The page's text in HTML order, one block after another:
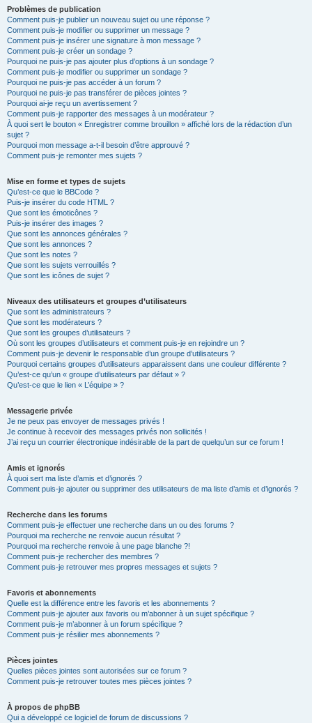
Problèmes de publication
Comment puis-je publier un nouveau sujet ou une réponse ?
Comment puis-je modifier ou supprimer un message ?
Comment puis-je insérer une signature à mon message ?
Comment puis-je créer un sondage ?
Pourquoi ne puis-je pas ajouter plus d’options à un sondage ?
Comment puis-je modifier ou supprimer un sondage ?
Pourquoi ne puis-je pas accéder à un forum ?
Pourquoi ne puis-je pas transférer de pièces jointes ?
Pourquoi ai-je reçu un avertissement ?
Comment puis-je rapporter des messages à un modérateur ?
À quoi sert le bouton « Enregistrer comme brouillon » affiché lors de la rédaction d’un
sujet ?
Pourquoi mon message a-t-il besoin d’être approuvé ?
Comment puis-je remonter mes sujets ?
Mise en forme et types de sujets
Qu’est-ce que le BBCode ?
Puis-je insérer du code HTML ?
Que sont les émoticônes ?
Puis-je insérer des images ?
Que sont les annonces générales ?
Que sont les annonces ?
Que sont les notes ?
Que sont les sujets verrouillés ?
Que sont les icônes de sujet ?
Niveaux des utilisateurs et groupes d’utilisateurs
Que sont les administrateurs ?
Que sont les modérateurs ?
Que sont les groupes d’utilisateurs ?
Où sont les groupes d’utilisateurs et comment puis-je en rejoindre un ?
Comment puis-je devenir le responsable d’un groupe d’utilisateurs ?
Pourquoi certains groupes d’utilisateurs apparaissent dans une couleur différente ?
Qu’est-ce qu’un « groupe d’utilisateurs par défaut » ?
Qu’est-ce que le lien « L’équipe » ?
Messagerie privée
Je ne peux pas envoyer de messages privés !
Je continue à recevoir des messages privés non sollicités !
J’ai reçu un courrier électronique indésirable de la part de quelqu’un sur ce forum !
Amis et ignorés
À quoi sert ma liste d’amis et d’ignorés ?
Comment puis-je ajouter ou supprimer des utilisateurs de ma liste d’amis et d’ignorés ?
Recherche dans les forums
Comment puis-je effectuer une recherche dans un ou des forums ?
Pourquoi ma recherche ne renvoie aucun résultat ?
Pourquoi ma recherche renvoie à une page blanche ?!
Comment puis-je rechercher des membres ?
Comment puis-je retrouver mes propres messages et sujets ?
Favoris et abonnements
Quelle est la différence entre les favoris et les abonnements ?
Comment puis-je ajouter aux favoris ou m’abonner à un sujet spécifique ?
Comment puis-je m’abonner à un forum spécifique ?
Comment puis-je résilier mes abonnements ?
Pièces jointes
Quelles pièces jointes sont autorisées sur ce forum ?
Comment puis-je retrouver toutes mes pièces jointes ?
À propos de phpBB
Qui a développé ce logiciel de forum de discussions ?